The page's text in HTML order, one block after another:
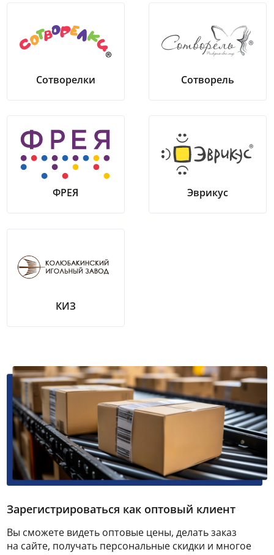
Сотворелки Сотворель
ФРЕЯ Эврикус
КИЗ
Зарегистрироваться как оптовый клиент
Вы сможете видеть оптовые цены, делать заказ
на сайте, получать персональные скидки и многое